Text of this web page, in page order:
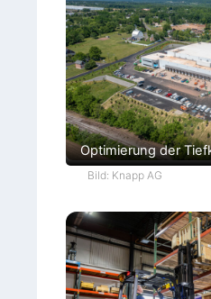
Optimierung der
Bild: Knapp AG